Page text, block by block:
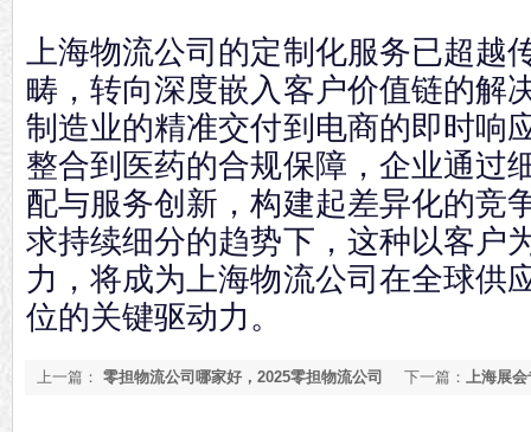
上海物流公司的定制化服务已超越
畴，转向深度嵌入客户价值链的解
制造业的精准交付到电商的即时响
整合到医药的合规保障，企业通过
配与服务创新，构建起差异化的竞
求持续细分的趋势下，这种以客户
力，将成为上海物流公司在全球供
位的关键驱动力。
下一篇： 上海展
上一篇： 零担物流公司哪家好，2025零担物流公司